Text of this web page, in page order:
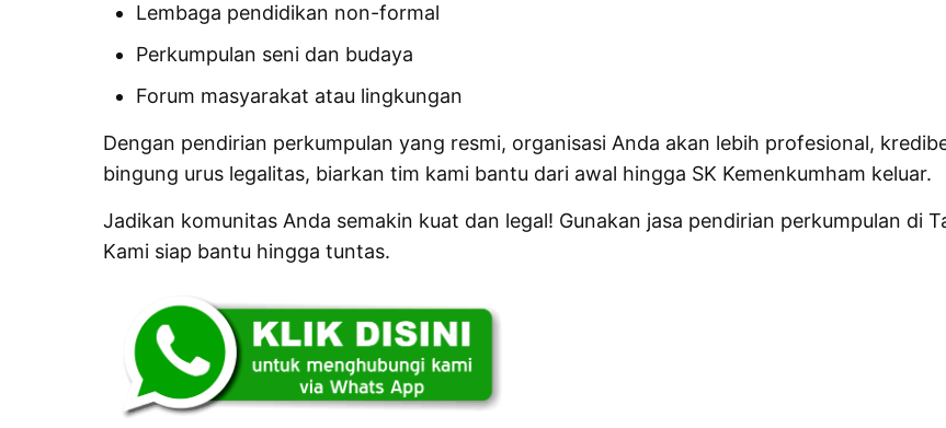
Lembaga pendidikan non-formal
Perkumpulan seni dan budaya
Forum masyarakat atau lingkungan
Dengan pendirian perkumpulan yang resmi, organisasi Anda akan lebih profesional,
bingung urus legalitas, biarkan tim kami bantu dari awal hingga SK Kemenkumham keluar.
Jadikan komunitas Anda semakin kuat dan legal! Gunakan jasa pendirian perkumpulan di
Kami siap bantu hingga tuntas.